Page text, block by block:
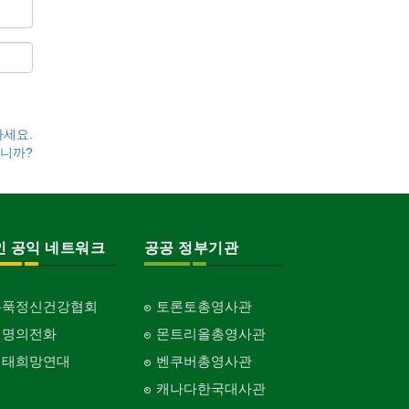
요.
까?
공익 네트워크
정신건강협회
의전화
희망연대
공공 정부기관
토론토총영사관
몬트리올총영사관
벤쿠버총영사관
캐나다한국대사관